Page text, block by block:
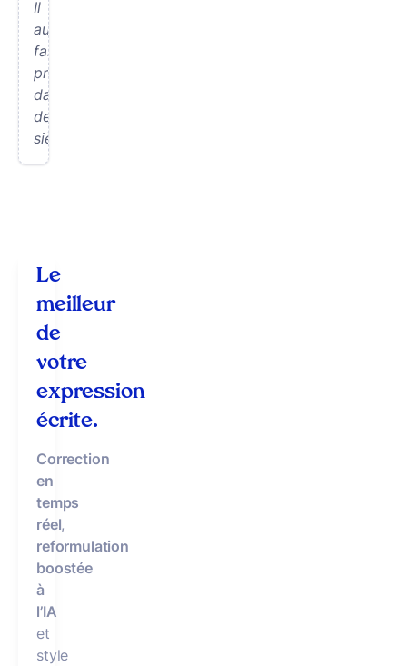
Il
aurait
fallu
prévoir
davantage
de
sièges.
Le
meilleur
de
votre
expression
écrite.
Correction
en
temps
réel,
reformulation
boostée
à
l’IA
et
style